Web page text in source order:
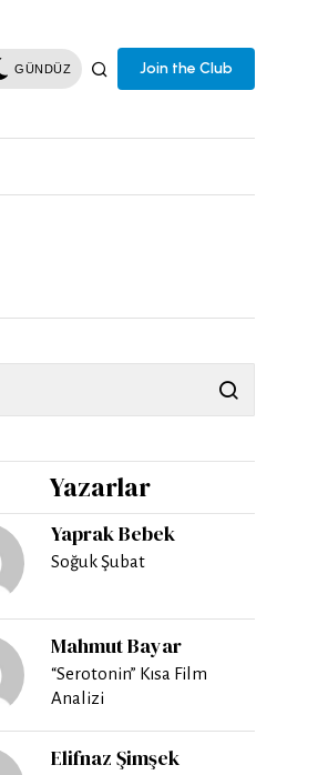
GÜNDÜZ Join the Club
Yazarlar
Yaprak Bebek
Soğuk Şubat
Mahmut Bayar
“Serotonin” Kısa Film
Analizi
Elifnaz Şimşek